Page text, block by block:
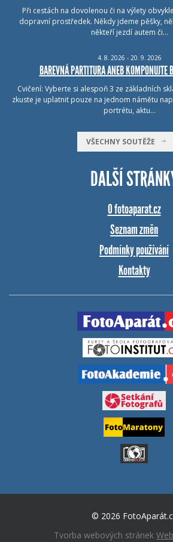
Při cestách na dovolenou či na výlety
dopravní prostředek. Někdy jdeme pěšky,
někteří jezdí autem či…
4. 8. 2026 - 20. 9. 2026
BAREVNÁ PARTITURA ANEB KOMPONUJTE
Cvičení: Vyberte si alespoň 3 ze základních
zkuste je uplatnit pouze na jednom námětu
portrétu, aktu…
VŠECHNY SOUTĚŽE
DALŠÍ
O fotoaparat.cz
Seznam změn
Podmínky používání
Kontakty
© 2026
Tvorba webových stránek